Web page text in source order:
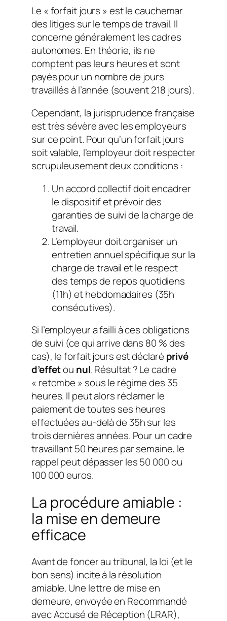
Le « forfait jours » est le cauchemar
des litiges sur le temps de travail. Il
concerne généralement les cadres
autonomes. En théorie, ils ne
comptent pas leurs heures et sont
payés pour un nombre de jours
travaillés à l’année (souvent 218 jours).
Cependant, la jurisprudence française
est très sévère avec les employeurs
sur ce point. Pour qu’un forfait jours
soit valable, l’employeur doit respecter
scrupuleusement deux conditions :
Un accord collectif doit encadrer
le dispositif et prévoir des
garanties de suivi de la charge de
travail.
L’employeur doit organiser un
entretien annuel spécifique sur la
charge de travail et le respect
des temps de repos quotidiens
(11h) et hebdomadaires (35h
consécutives).
Si l’employeur a failli à ces obligations
de suivi (ce qui arrive dans 80 % des
cas), le forfait jours est déclaré privé
d’effetou nul. Résultat ? Le cadre
« retombe » sous le régime des 35
heures. Il peut alors réclamer le
paiement de toutes ses heures
effectuées au-delà de 35h sur les
trois dernières années. Pour un cadre
travaillant 50 heures par semaine, le
rappel peut dépasser les 50 000 ou
100 000 euros.
La procédure amiable :
la mise en demeure
efficace
Avant de foncer au tribunal, la loi (et le
bon sens) incite à la résolution
amiable. Une lettre de mise en
demeure, envoyée en Recommandé
avec Accusé de Réception (LRAR),